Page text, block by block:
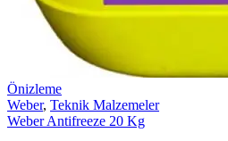
Önizleme
Weber, Teknik Malzemeler
Weber Antifreeze 20 Kg